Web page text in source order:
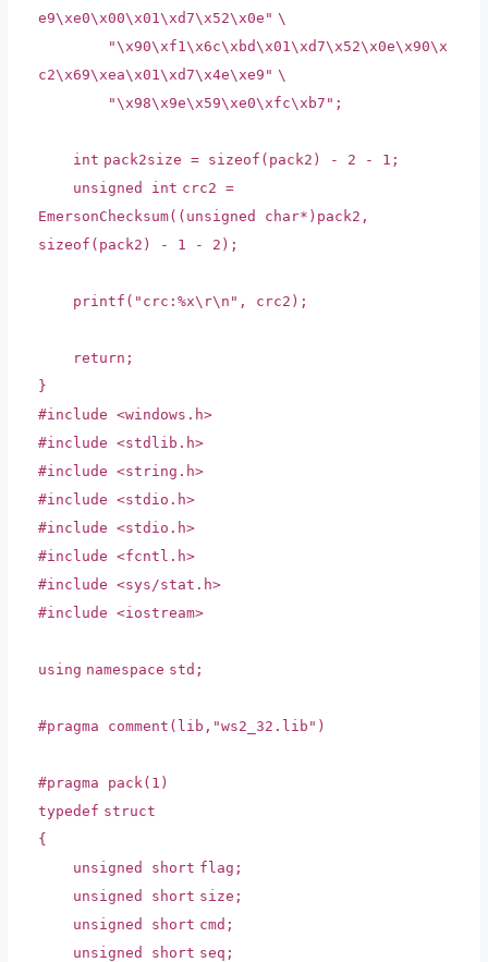
e9\xe0\x00\x01\xd7\x52\x0e" \
"\x90\xf1\x6c\xbd\x01\xd7\x52\x0e\x90\x
c2\x69\xea\x01\xd7\x4e\xe9" \
"\x98\x9e\x59\xe0\xfc\xb7" ;
int pack2size = sizeof(pack2) - 2 - 1;
unsigned int crc2 =
EmersonChecksum((unsigned char*)pack2,
sizeof(pack2) - 1 - 2);
printf( "crc:%x\r\n" , crc2);
return ;
}
#include <windows.h>
#include <stdlib.h>
#include <string.h>
#include <stdio.h>
#include <stdio.h>
#include <fcntl.h>
#include <sys/stat.h>
#include <iostream>
using namespace std;
#pragma comment(lib,"ws2_32.lib")
#pragma pack(1)
typedef struct
{
unsigned short flag;
unsigned short size;
unsigned short cmd;
unsigned short seq;